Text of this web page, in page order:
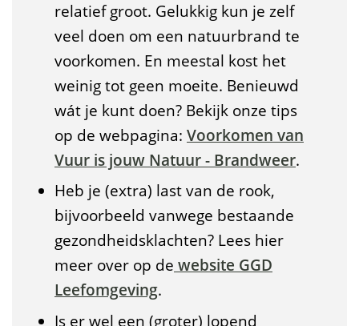
relatief groot. Gelukkig kun je zelf
veel doen om een natuurbrand te
voorkomen. En meestal kost het
weinig tot geen moeite. Benieuwd
wát je kunt doen? Bekijk onze tips
op de webpagina: Voorkomen van
Vuur is jouw Natuur - Brandweer.
Heb je (extra) last van de rook,
bijvoorbeeld vanwege bestaande
gezondheidsklachten? Lees hier
meer over op de website GGD
Leefomgeving.
Is er wel een (groter) lopend